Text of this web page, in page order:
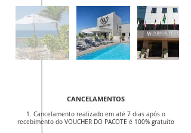
1. Cancelamento realizado em até 7 dias após o
recebimento do VOUCHER DO PACOTE é 100% gratuito
CANCELAMENTOS